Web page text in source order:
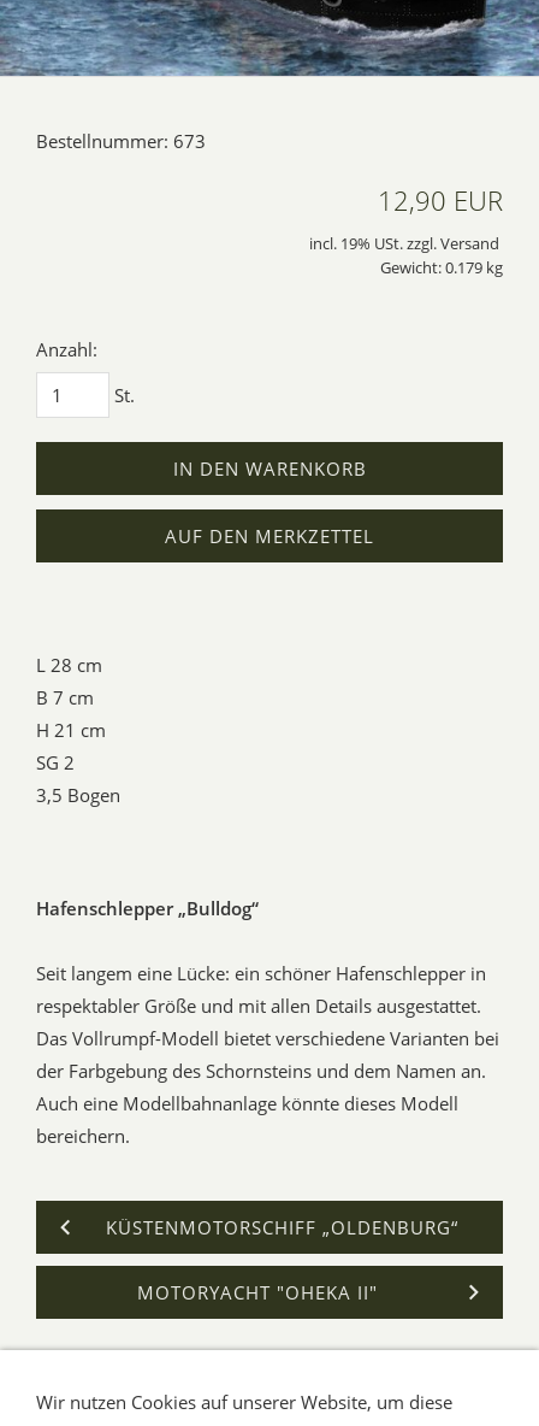
Bestellnummer: 673
12,90 EUR
incl. 19% USt. zzgl. Versand
Gewicht: 0.179 kg
Anzahl:
St.
IN DEN WARENKORB
AUF DEN MERKZETTEL
L 28 cm
B 7 cm
H 21 cm
SG 2
3,5 Bogen
Hafenschlepper „Bulldog“
Seit langem eine Lücke: ein schöner Hafenschlepper in
respektabler Größe und mit allen Details ausgestattet.
Das Vollrumpf-Modell bietet verschiedene Varianten bei
der Farbgebung des Schornsteins und dem Namen an.
Auch eine Modellbahnanlage könnte dieses Modell
bereichern.
KÜSTENMOTORSCHIFF „OLDENBURG“
MOTORYACHT "OHEKA II"
AGB Impressum
Verbraucherhinweise
Wir nutzen Cookies auf unserer Website, um diese